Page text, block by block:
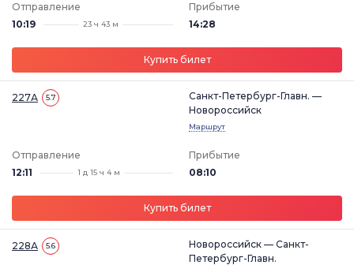
Отправление
10:19
23 ч 43 м
Прибытие
14:28
Купить билет
227А 5.7
Санкт-Петербург-Главн. —
Новороссийск
Маршрут
Отправление
12:11
1 д 15 ч 4 м
Прибытие
08:10
Купить билет
228А 5.6
Новороссийск — Санкт-
Петербург-Главн.